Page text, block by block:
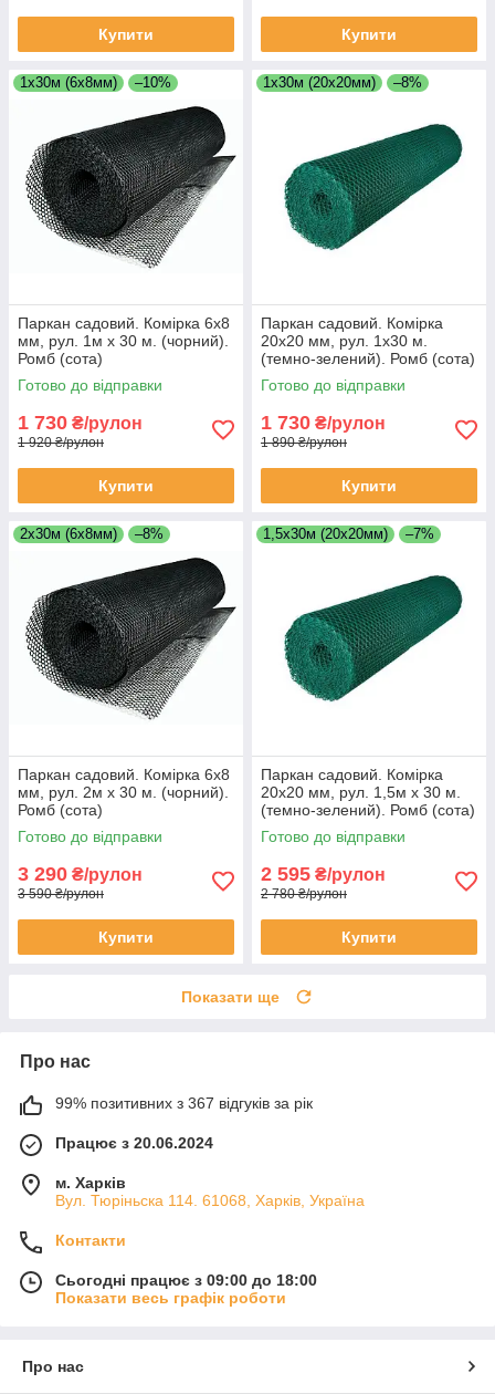
Купити Купити
1х30м (6х8мм) –10%
Паркан садовий. Комірка 6х8
мм, рул. 1м х 30 м. (чорний).
Ромб (сота)
Готово до відправки
1 730 ₴/рулон
1 920 ₴/рулон
Купити
1х30м (20х20мм) –8%
Паркан садовий. Комірка
20х20 мм, рул. 1х30 м.
(темно-зелений). Ромб (сота)
Готово до відправки
1 730 ₴/рулон
1 890 ₴/рулон
Купити
2х30м (6х8мм) –8%
Паркан садовий. Комірка 6х8
мм, рул. 2м х 30 м. (чорний).
Ромб (сота)
Готово до відправки
3 290 ₴/рулон
3 590 ₴/рулон
Купити
1,5х30м (20х20мм) –7%
Паркан садовий. Комірка
20х20 мм, рул. 1,5м х 30 м.
(темно-зелений). Ромб (сота)
Готово до відправки
2 595 ₴/рулон
2 780 ₴/рулон
Купити
Показати ще
Про нас
99% позитивних з 367 відгуків за рік
Працює з 20.06.2024
м. Харків
Вул. Тюріньска 114. 61068, Харків, Україна
Контакти
Сьогодні працює з 09:00 до 18:00
Показати весь графік роботи
Про нас